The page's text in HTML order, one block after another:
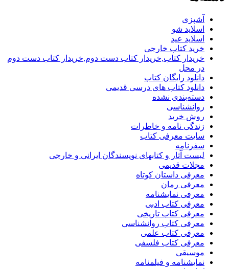
آشپزی
اسلاید شو
اسلاید عید
خرید کتاب خارجی
خریدار کتاب,خریدار کتاب دست دوم,خریدار کتاب دست دوم
در محل
دانلود رایگان کتاب
دانلود کتاب های درسی قدیمی
دسته‌بندی نشده
روانشناسی
روش خرید
زندگی نامه و خاطرات
سایت معرفی کتاب
سفرنامه
لیست آثار و کتابهای نویسندگان ایرانی و خارجی
مجلات قدیمی
معرفی داستان کوتاه
معرفی رمان
معرفی نمایشنامه
معرفی کتاب ادبی
معرفی کتاب تاریخی
معرفی کتاب روانشناسی
معرفی کتاب علمی
معرفی کتاب فلسفی
موسیقی
نمایشنامه و فیلمنامه